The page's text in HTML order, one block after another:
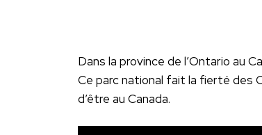
Dans la province de l’Ontario au
Ce parc national fait la fierté des
d’être au Canada.